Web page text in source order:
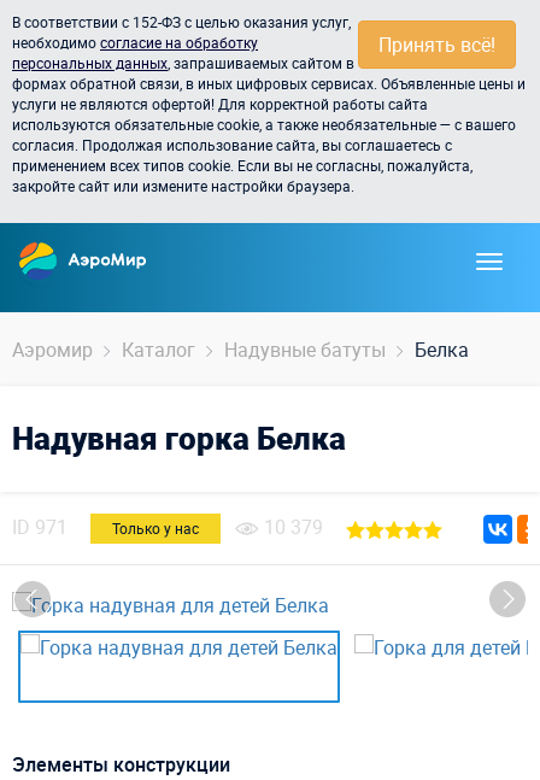
Принять всё!
В соответствии с 152-ФЗ с целью оказания услуг,
необходимосогласие на обработку
персональных данных , запрашиваемых сайтом в
формах обратной связи, в иных цифровых сервисах. Объявленные цены и
услуги не являются офертой! Для корректной работы сайта
используются обязательные cookie, а также необязательные — с вашего
согласия. Продолжая использование сайта, вы соглашаетесь с
применением всех типов cookie. Если вы не согласны, пожалуйста,
закройте сайт или измените настройки браузера.
Аэромир Каталог Надувные батуты Белка
Надувная горка Белка
ID 971 Только у нас 10 379
Элементы конструкции